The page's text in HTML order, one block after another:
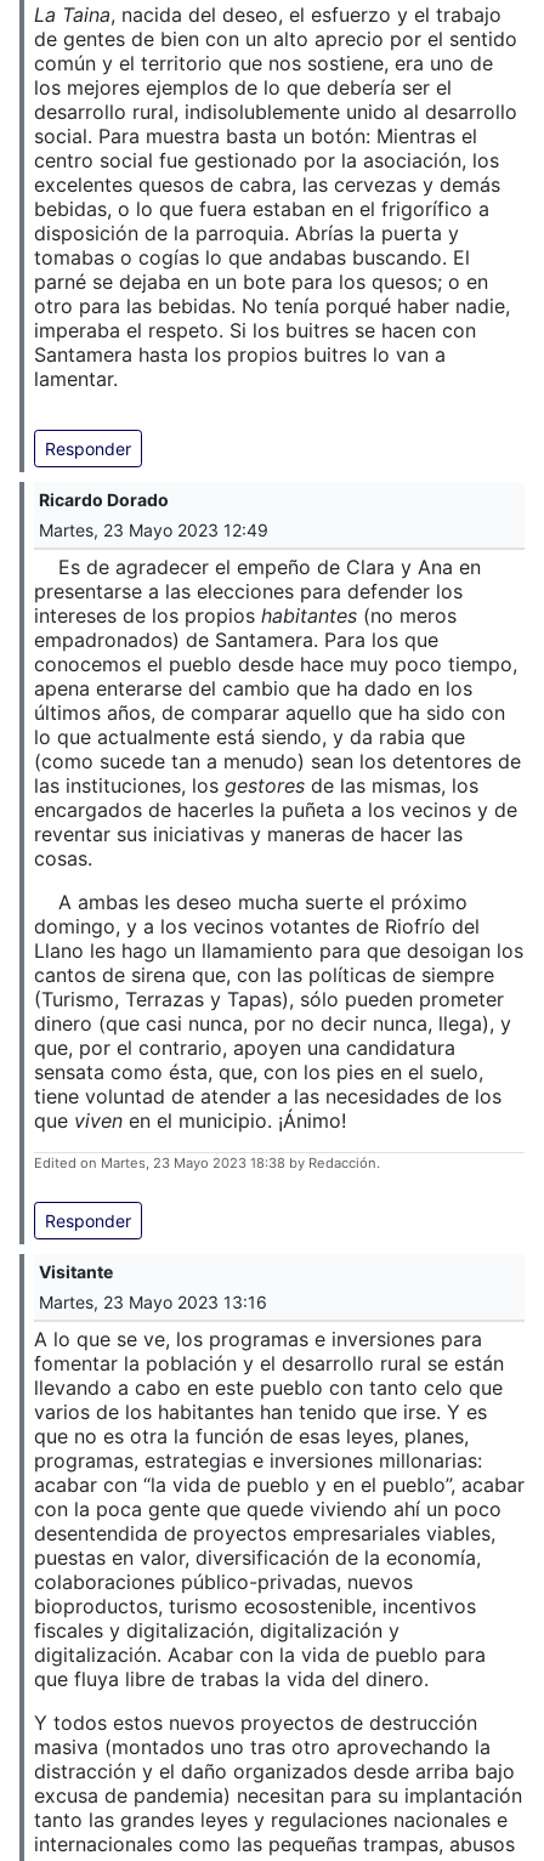
La Taina, nacida del deseo, el esfuerzo y el trabajo
de gentes de bien con un alto aprecio por el sentido
común y el territorio que nos sostiene, era uno de
los mejores ejemplos de lo que debería ser el
desarrollo rural, indisolublemente unido al desarrollo
social. Para muestra basta un botón: Mientras el
centro social fue gestionado por la asociación, los
excelentes quesos de cabra, las cervezas y demás
bebidas, o lo que fuera estaban en el frigorífico a
disposición de la parroquia. Abrías la puerta y
tomabas o cogías lo que andabas buscando. El
parné se dejaba en un bote para los quesos; o en
otro para las bebidas. No tenía porqué haber nadie,
imperaba el respeto. Si los buitres se hacen con
Santamera hasta los propios buitres lo van a
lamentar.
Responder
Ricardo Dorado
Martes, 23 Mayo 2023 12:49
Es de agradecer el empeño de Clara y Ana en
presentarse a las elecciones para defender los
intereses de los propios habitantes (no meros
empadronados) de Santamera. Para los que
conocemos el pueblo desde hace muy poco tiempo,
apena enterarse del cambio que ha dado en los
últimos años, de comparar aquello que ha sido con
lo que actualmente está siendo, y da rabia que
(como sucede tan a menudo) sean los detentores de
las instituciones, los gestores de las mismas, los
encargados de hacerles la puñeta a los vecinos y de
reventar sus iniciativas y maneras de hacer las
cosas.
A ambas les deseo mucha suerte el próximo
domingo, y a los vecinos votantes de Riofrío del
Llano les hago un llamamiento para que desoigan los
cantos de sirena que, con las políticas de siempre
(Turismo, Terrazas y Tapas), sólo pueden prometer
dinero (que casi nunca, por no decir nunca, llega), y
que, por el contrario, apoyen una candidatura
sensata como ésta, que, con los pies en el suelo,
tiene voluntad de atender a las necesidades de los
que viven en el municipio. ¡Ánimo!
Edited on Martes, 23 Mayo 2023 18:38 by Redacción.
Responder
Visitante
Martes, 23 Mayo 2023 13:16
A lo que se ve, los programas e inversiones para
fomentar la población y el desarrollo rural se están
llevando a cabo en este pueblo con tanto celo que
varios de los habitantes han tenido que irse. Y es
que no es otra la función de esas leyes, planes,
programas, estrategias e inversiones millonarias:
acabar con “la vida de pueblo y en el pueblo”, acabar
con la poca gente que quede viviendo ahí un poco
desentendida de proyectos empresariales viables,
puestas en valor, diversificación de la economía,
colaboraciones público-privadas, nuevos
bioproductos, turismo ecosostenible, incentivos
fiscales y digitalización, digitalización y
digitalización. Acabar con la vida de pueblo para
que fluya libre de trabas la vida del dinero.
Y todos estos nuevos proyectos de destrucción
masiva (montados uno tras otro aprovechando la
distracción y el daño organizados desde arriba bajo
excusa de pandemia) necesitan para su implantación
tanto las grandes leyes y regulaciones nacionales e
internacionales como las pequeñas trampas, abusos